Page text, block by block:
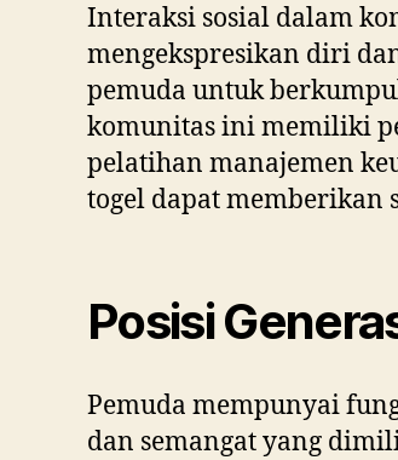
Interaksi sosial dalam
mengekspresikan diri
pemuda untuk
komunitas ini memiliki
pelatihan manajemen
togel dapat memberikan
Posisi
Pemuda mempunyai
dan semangat yang